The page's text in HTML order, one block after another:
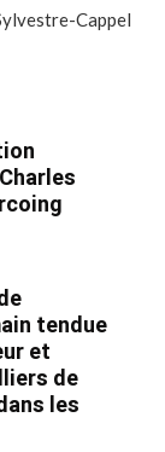
Cappel
tendue
et
de
les